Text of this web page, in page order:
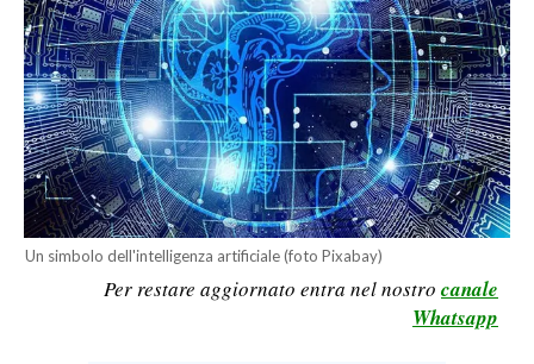
ECONOMIA
SERVIZI ALLE IMPRESE
LAVORO
BANDI
SPORT IN SARDEGNA
SPORT
Un simbolo dell'intelligenza artificiale (foto Pixabay)
Per restare aggiornato entra nel nostro canale
Whatsapp